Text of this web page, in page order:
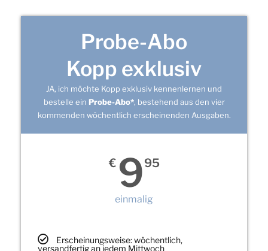
Probe-Abo
Kopp exklusiv
JA, ich möchte Kopp exklusiv kennenlernen und
bestelle ein Probe-Abo*, bestehend aus den vier
kommenden wöchentlich erscheinenden Ausgaben.
€ 995
einmalig
Erscheinungsweise: wöchentlich,
versandfertig an jedem Mittwoch